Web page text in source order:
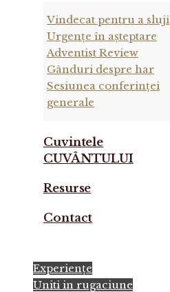
Vindecat pentru a sluji
Urgențe în așteptare
Adventist Review
Gânduri despre har
Sesiunea conferinței
generale
Cuvintele
CUVÂNTULUI
Resurse
Contact
Experiențe
Uniti in rugaciune